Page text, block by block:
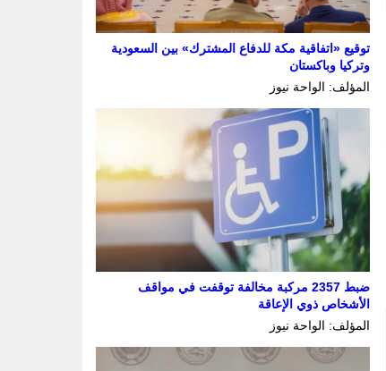
توقيع «اتفاقية مكة للدفاع المشترك» بين السعودية
وتركيا وباكستان
المؤلف: الواحة نيوز
ضبط 2357 مركبة مخالفة توقفت في مواقف
الأشخاص ذوي الإعاقة
المؤلف: الواحة نيوز